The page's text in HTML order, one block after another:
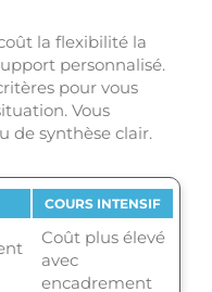
la flexibilité la
personnalisé.
pour vous
Vous
de synthèse clair.
COURS INTENSIF
Coût plus élevé
avec
encadrement